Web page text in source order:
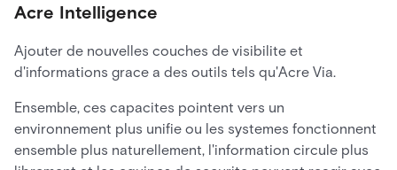
Acre Intelligence
Ajouter de nouvelles couches de visibilite et
d'informations grace a des outils tels qu'Acre Via.
Ensemble, ces capacites pointent vers un
environnement plus unifie ou les systemes fonctionnent
ensemble plus naturellement, l'information circule plus